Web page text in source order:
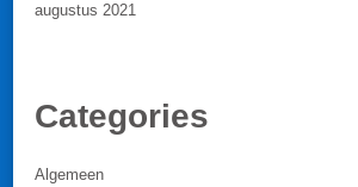
augustus 2021
Categories
Algemeen